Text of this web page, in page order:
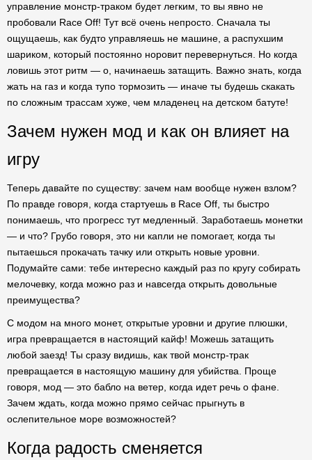
управление монстр-траком будет легким, то вы явно не
пробовали Race Off! Тут всё очень непросто. Сначала ты
ощущаешь, как будто управляешь не машине, а распухшим
шариком, который постоянно норовит перевернуться. Но когда
ловишь этот ритм — о, начинаешь затащить. Важно знать, когда
жать на газ и когда тупо тормозить — иначе ты будешь скакать
по сложным трассам хуже, чем младенец на детском батуте!
Зачем нужен мод и как он влияет на
игру
Теперь давайте по существу: зачем нам вообще нужен взлом?
По правде говоря, когда стартуешь в Race Off, ты быстро
понимаешь, что прогресс тут медленный. Заработаешь монетки
— и что? Грубо говоря, это ни капли не помогает, когда ты
пытаешься прокачать тачку или открыть новые уровни.
Подумайте сами: тебе интересно каждый раз по кругу собирать
мелочевку, когда можно раз и навсегда открыть довольные
преимущества?
С модом на много монет, открытые уровни и другие плюшки,
игра превращается в настоящий кайф! Можешь затащить
любой заезд! Ты сразу видишь, как твой монстр-трак
превращается в настоящую машину для убийства. Проще
говоря, мод — это бабло на ветер, когда идет речь о фане.
Зачем ждать, когда можно прямо сейчас прыгнуть в
ослепительное море возможностей?
Когда радость сменяется